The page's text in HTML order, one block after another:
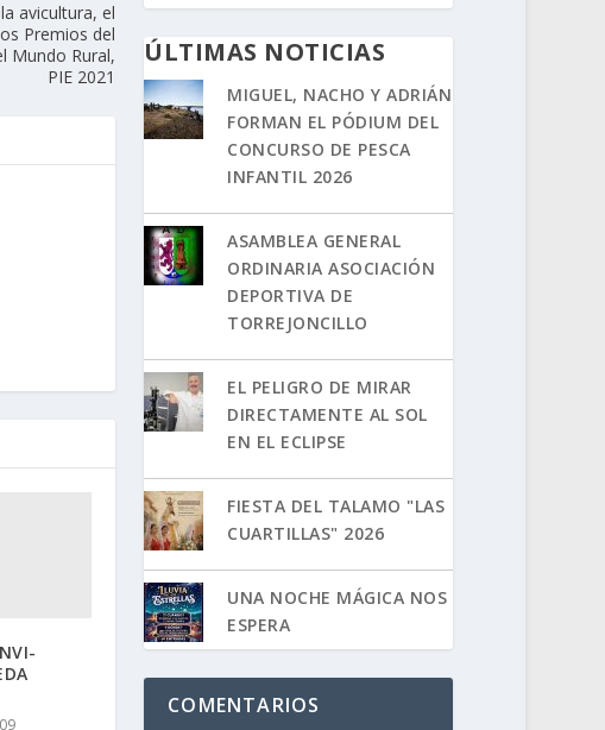
avicultura, el
Premios del
Mundo Rural,
PIE 2021
ÚLTIMAS NOTICIAS
MIGUEL, NACHO Y ADRIÁN
FORMAN EL PÓDIUM DEL
CONCURSO DE PESCA
INFANTIL 2026
ASAMBLEA GENERAL
ORDINARIA ASOCIACIÓN
DEPORTIVA DE
TORREJONCILLO
EL PELIGRO DE MIRAR
DIRECTAMENTE AL SOL
EN EL ECLIPSE
FIESTA DEL TALAMO "LAS
CUARTILLAS" 2026
UNA NOCHE MÁGICA NOS
ESPERA
COMENTARIOS